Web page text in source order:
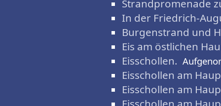
Strandpromenade
In der Friedrich-
Burgenstrand und
Eis am östlichen
Eisschollen.
Eisschollen am
Eisschollen am